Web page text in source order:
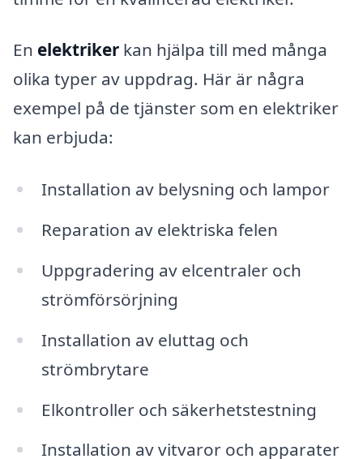
En elektriker kan hjälpa till med många
olika typer av uppdrag. Här är några
exempel på de tjänster som en elektriker
kan erbjuda:
Installation av belysning och lampor
Reparation av elektriska felen
Uppgradering av elcentraler och
strömförsörjning
Installation av eluttag och
strömbrytare
Elkontroller och säkerhetstestning
Installation av vitvaror och apparater